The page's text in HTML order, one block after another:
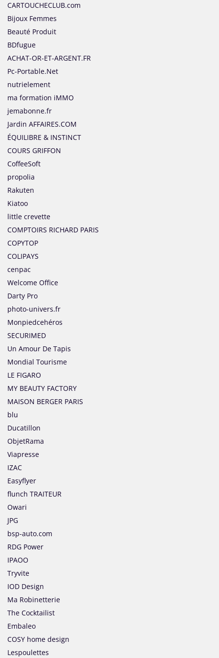
CARTOUCHECLUB.com
Bijoux Femmes
Beauté Produit
BDfugue
ACHAT-OR-ET-ARGENT.FR
Pc-Portable.Net
nutrielement
ma formation iMMO
jemabonne.fr
Jardin AFFAIRES.COM
ÉQUILIBRE & INSTINCT
COURS GRIFFON
CoffeeSoft
propolia
Rakuten
Kiatoo
little crevette
COMPTOIRS RICHARD PARIS
COPYTOP
COLIPAYS
cenpac
Welcome Office
Darty Pro
photo-univers.fr
Monpiedcehéros
SECURIMED
Un Amour De Tapis
Mondial Tourisme
LE FIGARO
MY BEAUTY FACTORY
MAISON BERGER PARIS
blu
Ducatillon
ObjetRama
Viapresse
IZAC
Easyflyer
flunch TRAITEUR
Owari
JPG
bsp-auto.com
RDG Power
IPAOO
Tryvite
IOD Design
Ma Robinetterie
The Cocktailist
Embaleo
COSY home design
Lespoulettes